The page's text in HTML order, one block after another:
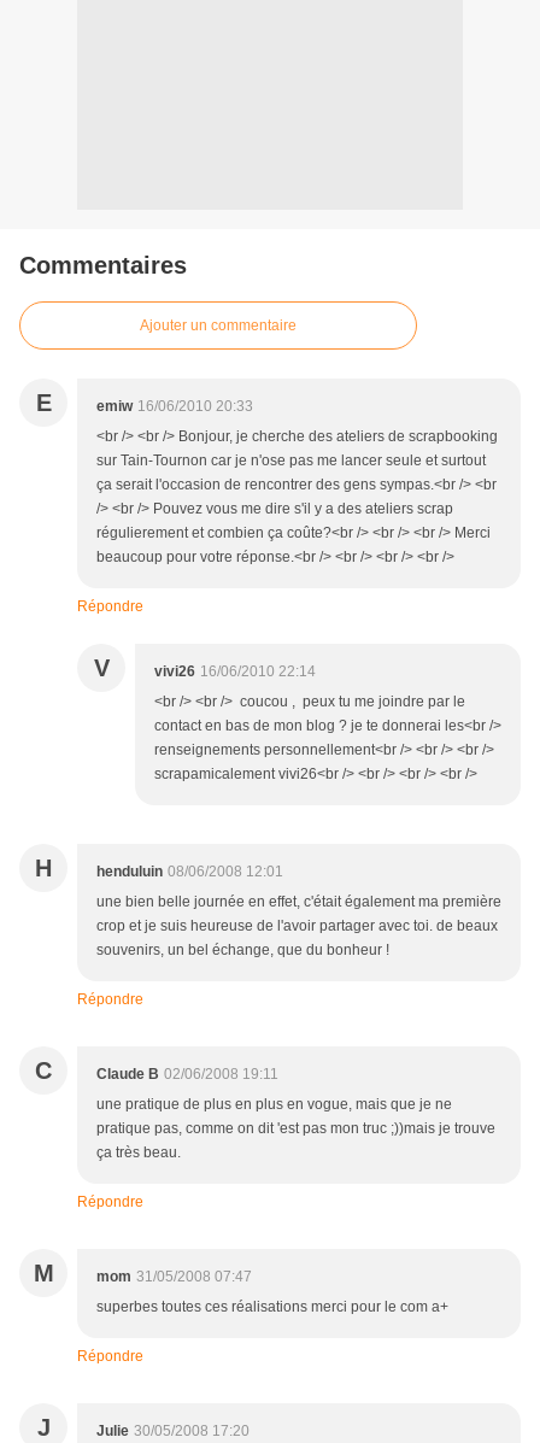
Commentaires
Ajouter un commentaire
E emiw 16/06/2010 20:33
<br /> <br /> Bonjour, je cherche des ateliers de scrapbooking
sur Tain-Tournon car je n'ose pas me lancer seule et surtout
ça serait l'occasion de rencontrer des gens sympas.<br /> <br
/> <br /> Pouvez vous me dire s'il y a des ateliers scrap
régulierement et combien ça coûte?<br /> <br /> <br /> Merci
beaucoup pour votre réponse.<br /> <br /> <br /> <br />
Répondre
V vivi26 16/06/2010 22:14
<br /> <br /> coucou , peux tu me joindre par le
contact en bas de mon blog ? je te donnerai les<br />
renseignements personnellement<br /> <br /> <br />
scrapamicalement vivi26<br /> <br /> <br /> <br />
H henduluin 08/06/2008 12:01
une bien belle journée en effet, c'était également ma première
crop et je suis heureuse de l'avoir partager avec toi. de beaux
souvenirs, un bel échange, que du bonheur !
Répondre
C Claude B 02/06/2008 19:11
une pratique de plus en plus en vogue, mais que je ne
pratique pas, comme on dit 'est pas mon truc ;))mais je trouve
ça très beau.
Répondre
M mom 31/05/2008 07:47
superbes toutes ces réalisations merci pour le com a+
Répondre
J Julie 30/05/2008 17:20